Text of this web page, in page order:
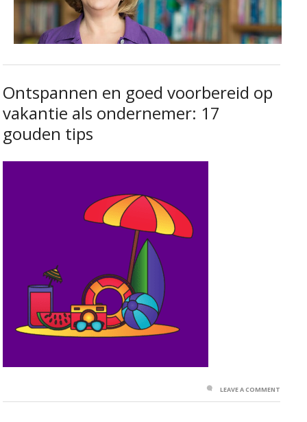
Ontspannen en goed voorbereid op
vakantie als ondernemer: 17
gouden tips
LEAVE A COMMENT